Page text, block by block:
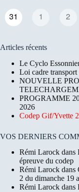
31 1 2
Articles récents
Le Cyclo
Loi cadre transport
NOUVELLE
PROGRAMME
2026
Codep Gif/Yvette
VOS DERNIERS
Rémi Larock dans
épreuve du codep
Rémi Larock dans
2 du dimanche 19
Rémi Larock dans